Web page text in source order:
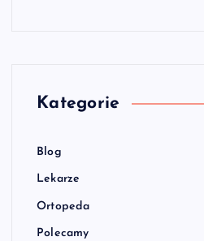
Kategorie
Blog
Lekarze
Ortopeda
Polecamy